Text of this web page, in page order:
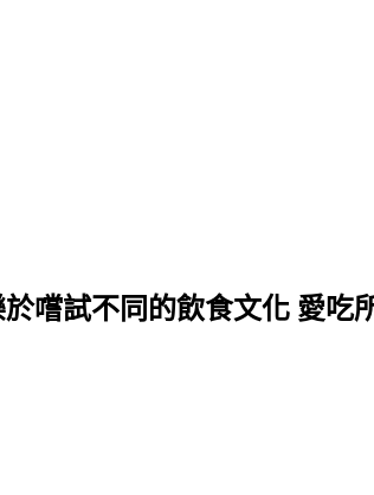
嚐試不同的飲食文化 愛吃